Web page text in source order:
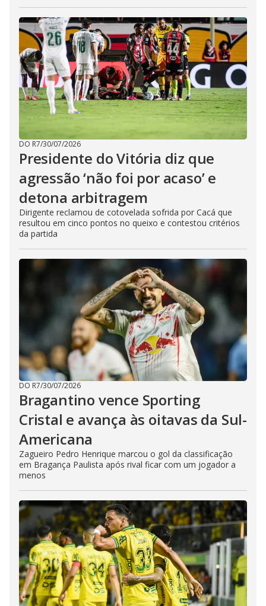
DO R7/30/07/2026
Presidente do Vitória diz que
agressão ‘não foi por acaso’ e
detona arbitragem
Dirigente reclamou de cotovelada sofrida por Cacá que
resultou em cinco pontos no queixo e contestou critérios
da partida
DO R7/30/07/2026
Bragantino vence Sporting
Cristal e avança às oitavas da Sul-
Americana
Zagueiro Pedro Henrique marcou o gol da classificação
em Bragança Paulista após rival ficar com um jogador a
menos